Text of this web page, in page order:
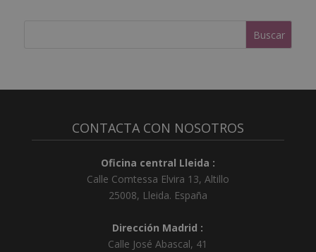
CONTACTA CON NOSOTROS
Oficina central Lleida :
Calle Comtessa Elvira 13, Altillo
25008, Lleida. España
Dirección Madrid :
Calle José Abascal, 41